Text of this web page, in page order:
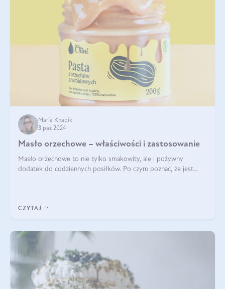
Maria Knapik
3 paź 2024
Masło orzechowe – właściwości i zastosowanie
Masło orzechowe to nie tylko smakowity, ale i pożywny
dodatek do codziennych posiłków. Po czym poznać, że jest
CZYTAJ